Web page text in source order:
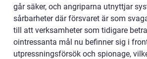
går säker, och angriparna utnyttjar
sårbarheter där försvaret är som
till att verksamheter som tidigare
ointressanta mål nu befinner sig i
utpressningsförsök och spionage,